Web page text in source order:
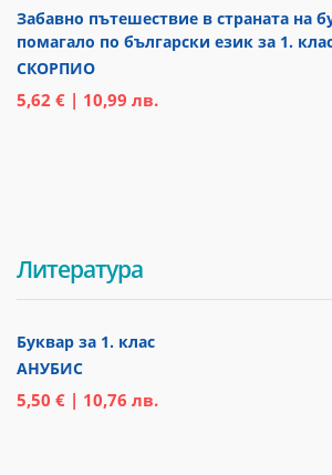
Забавно пътешествие в страната на
помагало по български език за 1.
СКОРПИО
5,62 € | 10,99 лв.
Литература
Буквар за 1. клас
АНУБИС
5,50 € | 10,76 лв.